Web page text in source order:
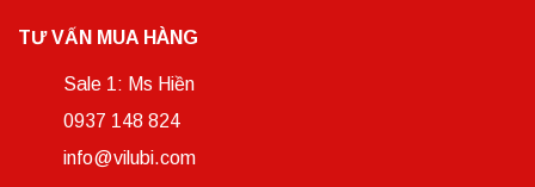
TƯ VẤN MUA HÀNG
Sale 1: Ms Hiền
0937 148 824
info@vilubi.com